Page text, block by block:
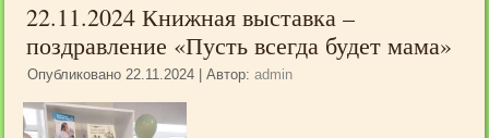
22.11.2024 Книжная выставка –
поздравление «Пусть всегда будет мама»
Опубликовано 22.11.2024 |Автор: admin